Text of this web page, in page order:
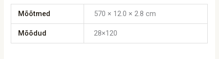
Mõõtmed 570 × 12.0 × 2.8 cm
Mõõdud 28×120